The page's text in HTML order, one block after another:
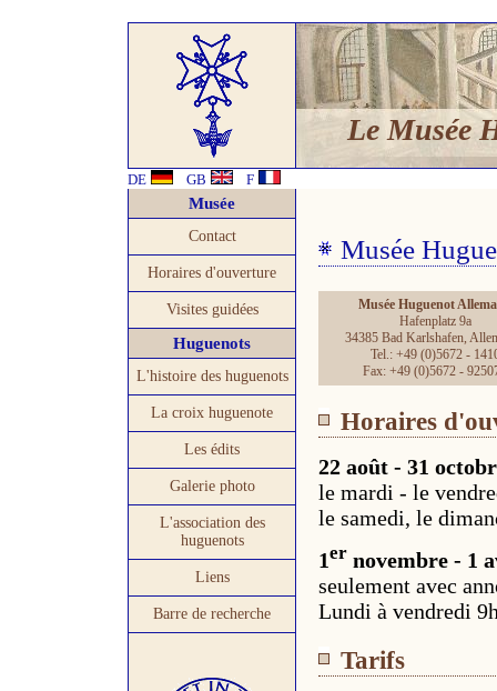
Le Musée
DE GB F
Musée
Contact
Horaires d'ouverture
Visites guidées
Huguenots
L'histoire des huguenots
La croix huguenote
Les édits
Galerie photo
L'association des
huguenots
Liens
Barre de recherche
Musée
Musée Huguenot
Hafenplatz 9a
34385 Bad Karlshafen,
Tel.: +49 (0)5672 -
Fax: +49 (0)5672 -
Horaires
22 août - 31
le mardi - le
le samedi, le
1er novembre - 1
seulement avec
Lundi à vendredi
Tarifs